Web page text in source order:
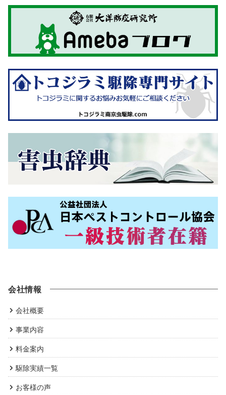
会社情報
会社概要
事業内容
料金案内
駆除実績一覧
お客様の声